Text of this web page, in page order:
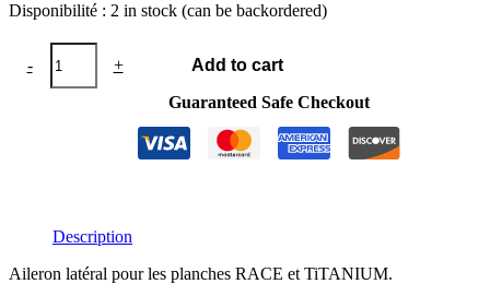
Disponibilité : 2 in stock (can be backordered)
-
Aileron
latéral
RACE
+
Add to cart
Guaranteed Safe Checkout
Description
Aileron latéral pour les planches RACE et TiTANIUM.